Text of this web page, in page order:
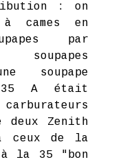
: on
cames en
par
soupape
35 A était
deux Zenith
ceux de la
la 35 "bon